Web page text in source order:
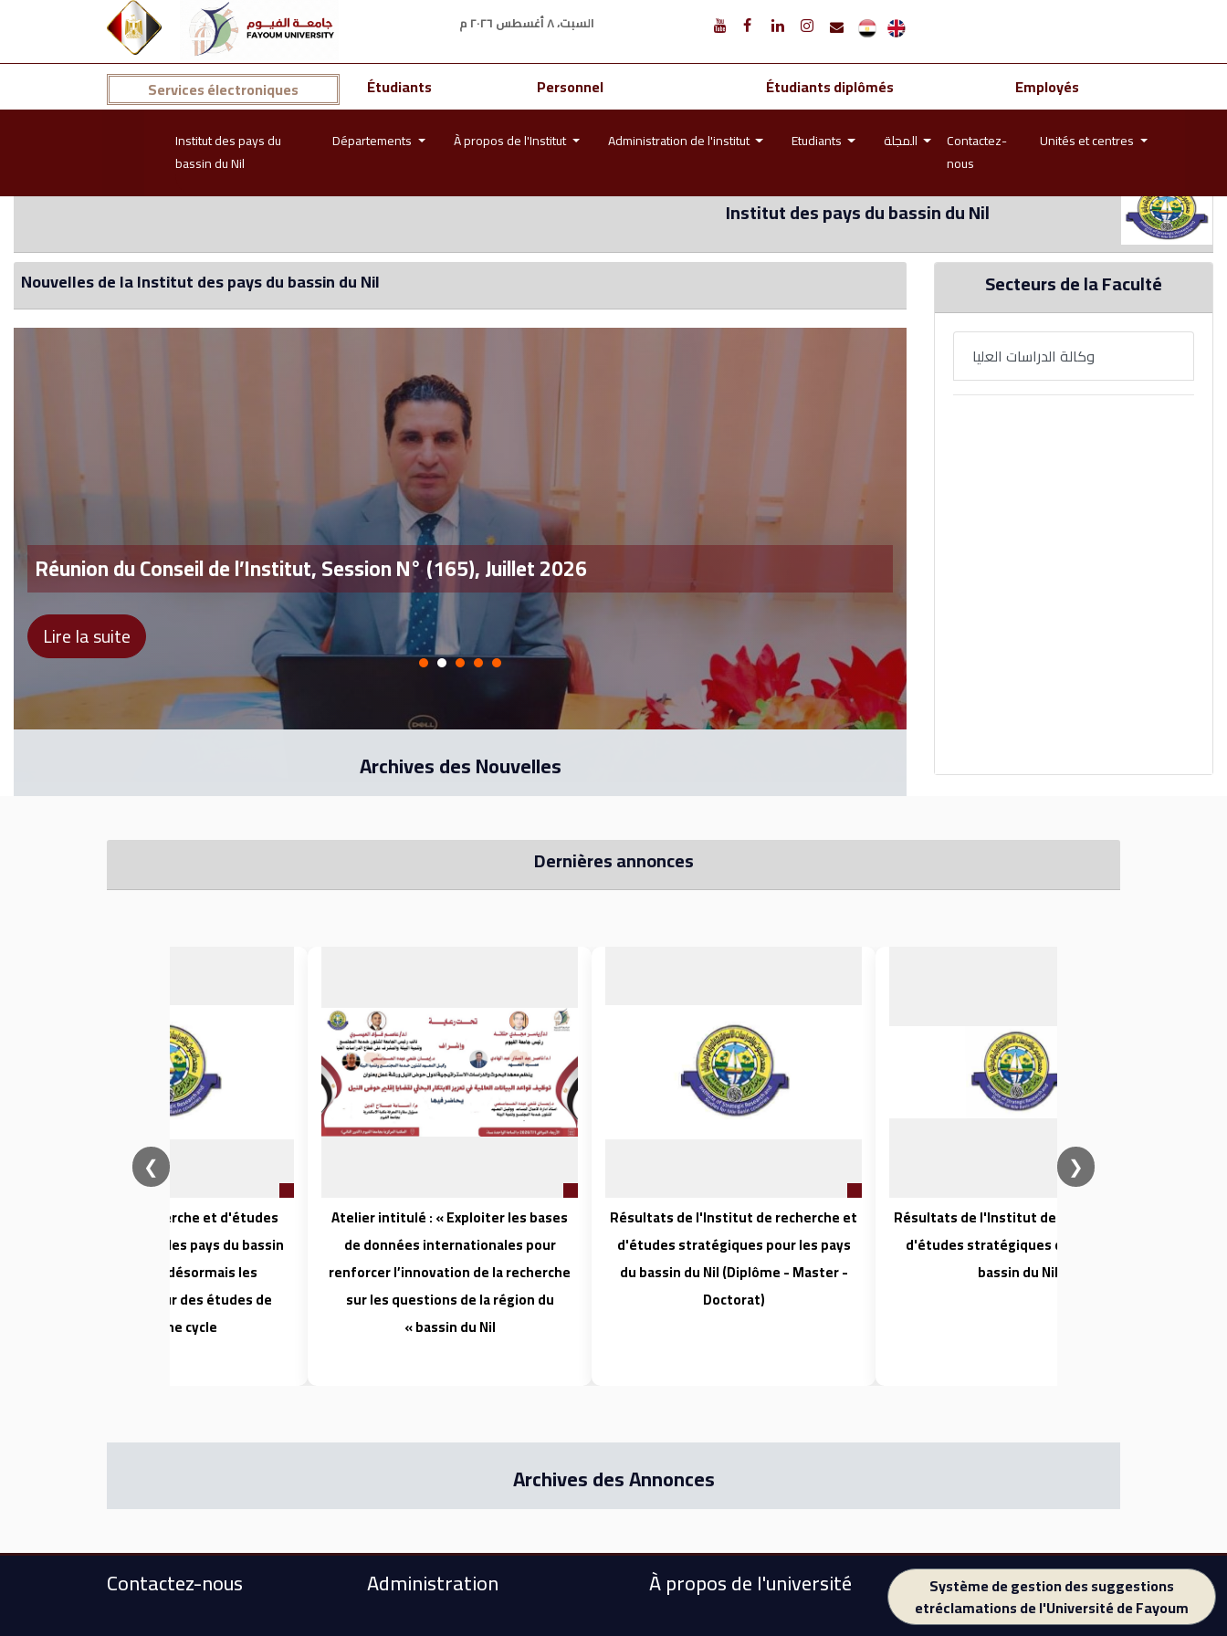
السبت، ٨ أغسطس ٢٠٢٦ م
Services électroniques Étudiants Personnel Étudiants diplômés Employés
Institut des pays du
bassin du Nil
Départements À propos de l'Institut Administration de l'institut Etudiants
Contactez-
nous
Unités et centres
Institut des pays du bassin du Nil
Nouvelles de la Institut des pays du bassin du Nil
Réunion du Conseil de l’Institut, Session N° (165), Juillet 2026
Lire la suite
Archives des Nouvelles
Secteurs de la Faculté
وكالة الدراسات العليا
Dernières annonces
❮
L'Institut de recherche et d'études
stratégiques pour les pays du bassin
du Nil accepte désormais les
candidatures pour des études de
troisième cycle.
Atelier intitulé : « Exploiter les bases
de données internationales pour
renforcer l’innovation de la recherche
sur les questions de la région du
bassin du Nil »
Résultats de l'Institut de recherche et
d'études stratégiques pour les pays
du bassin du Nil (Diplôme - Master -
Doctorat)
Résultats de l'Institut de recherche et
d'études stratégiques des pays du
bassin du Nil
❯
Archives des Annonces
Contactez-nous Administration À propos de l'université
Système de gestion des suggestions
etréclamations de l'Université de Fayoum